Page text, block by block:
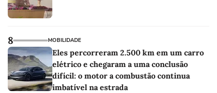
8 MOBILIDADE
Eles percorreram 2.500 km em um carro
elétrico e chegaram a uma conclusão
difícil: o motor a combustão continua
imbatível na estrada